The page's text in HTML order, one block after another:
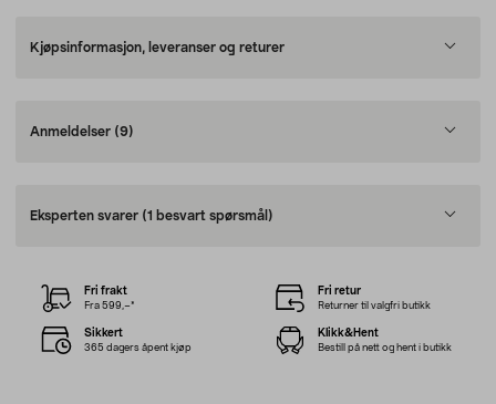
Kjøpsinformasjon, leveranser og returer
Anmeldelser (9)
Eksperten svarer (1 besvart spørsmål)
Fri frakt
Fra 599,–*
Fri retur
Returner til valgfri butikk
Sikkert
365 dagers åpent kjøp
Klikk&Hent
Bestill på nett og hent i butikk